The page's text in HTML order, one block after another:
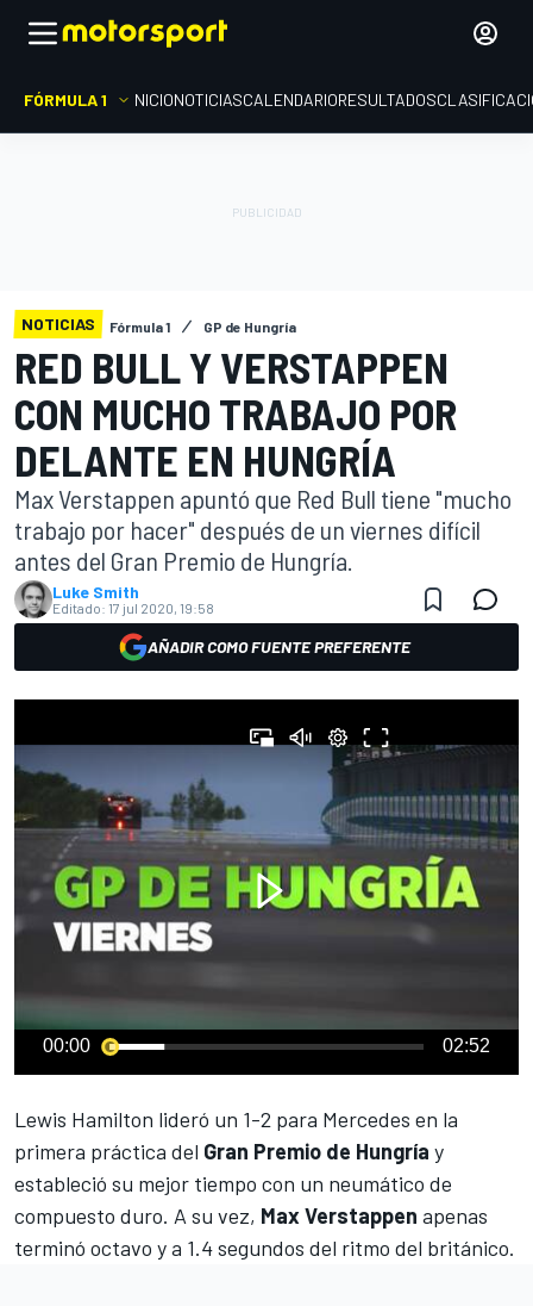
FÓRMULA 1 INICIONOTICIASCALENDARIORESULTADOS
NOTICIAS Fórmula 1 GP de Hungría
RED BULL Y VERSTAPPEN
CON MUCHO TRABAJO POR
DELANTE EN HUNGRÍA
Max Verstappen apuntó que Red Bull tiene "mucho
trabajo por hacer" después de un viernes difícil
antes del Gran Premio de Hungría.
Luke Smith
Editado: 17 jul 2020, 19:58
AÑADIR COMO FUENTE PREFERENTE
00:00 02:52
Lewis Hamilton lideró un 1-2 para Mercedes en la
primera práctica del Gran Premio de Hungría y
estableció su mejor tiempo con un neumático de
compuesto duro. A su vez, Max Verstappen apenas
terminó octavo y a 1.4 segundos del ritmo del británico.